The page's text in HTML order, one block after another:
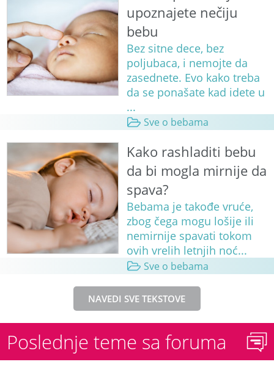
upoznajete nečiju
bebu
Bez sitne dece, bez
poljubaca, i nemojte da
zasednete. Evo kako treba
da se ponašate kad idete u
...
Sve o bebama
Kako rashladiti bebu
da bi mogla mirnije da
spava?
Bebama je takođe vruće,
zbog čega mogu lošije ili
nemirnije spavati tokom
ovih vrelih letnjih noć...
Sve o bebama
NAVEDI SVE TEKSTOVE
Poslednje teme sa foruma